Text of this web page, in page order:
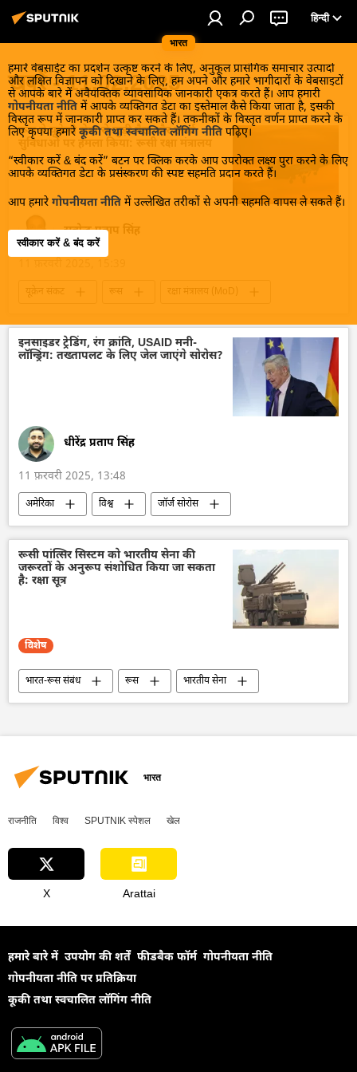
भारत
हिन्दी
हमारे वेबसाईट का प्रदर्शन उत्कृष्ट करने के लिए, अनुकूल प्रासंगिक समाचार उत्पादों
और लक्षित विज्ञापन को दिखाने के लिए, हम अपने और हमारे भागीदारों के वेबसाइटों
से आपके बारे में अवैयक्तिक व्यावसायिक जानकारी एकत्र करते हैं। आप हमारी
गोपनीयता नीति में आपके व्यक्तिगत डेटा का इस्तेमाल कैसे किया जाता है, इसकी
विस्तृत रूप में जानकारी प्राप्त कर सकते हैं। तकनीकों के विस्तृत वर्णन प्राप्त करने के
लिए कृपया हमारे कूकी तथा स्वचालित लॉगिंग नीति पढ़िए।
“स्वीकार करें & बंद करें” बटन पर क्लिक करके आप उपरोक्त लक्ष्य पुरा करने के लिए
आपके व्यक्तिगत डेटा के प्रसंस्करण की स्पष्ट सहमति प्रदान करते हैं।
आप हमारे गोपनीयता नीति में उल्लेखित तरीकों से अपनी सहमति वापस ले सकते हैं।
स्वीकार करें & बंद करें
खबरें - 11.02.2025
रूस ने यूक्रेनी सेना से जुड़ी गैस और ऊर्जा
सुविधाओं पर हमला किया: रूसी रक्षा मंत्रालय
सत्येन्द्र प्रताप सिंह
यूक्रेन संकट रूस
रक्षा मंत्रालय (MoD)
यूक्रेन सशस्त्र बल
मिसाइल विध्वंसक
हिमार्स मिसाइल
ड्रोन
इनसाइडर ट्रेडिंग, रंग क्रांति, USAID मनी-
लॉन्ड्रिंग: तख्तापलट के लिए जेल जाएंगे सोरोस?
धीरेंद्र प्रताप सिंह
11 फ़रवरी 2025, 13:48
अमेरिका विश्व
जॉर्ज सोरोस
वाशिंगटन
वाशिंगटन डीसी
2024 चुनाव
चुनाव
चुनाव में धांधली
डॉनल्ड ट्रम्प
जो बाइडन
रूसी पांत्सिर सिस्टम को भारतीय सेना की
जरूरतों के अनुरूप संशोधित किया जा सकता
है: रक्षा सूत्र
विशेष
भारत-रूस संबंध रूस
भारतीय सेना
रूसी सेना
रक्षा-पंक्ति
वायु रक्षा
लड़ाकू वाहन
लड़ाकू लेजर प्रणालियाँ
भारत
राजनीति विश्व SPUTNIK स्पेशल खेल
X Arattai
हमारे बारे में उपयोग की शर्तें फीडबैक फॉर्म गोपनीयता नीति
गोपनीयता नीति पर प्रतिक्रिया
कूकी तथा स्वचालित लॉगिंग नीति